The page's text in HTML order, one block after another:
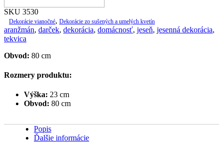
SKU 3530
Dekorácie vianočné, Dekorácie zo sušených a umelých kvetín
aranžmán, darček, dekorácia, domácnosť, jeseň, jesenná dekorácia,
tekvica
Obvod: 80 cm
Rozmery produktu:
Výška: 23 cm
Obvod: 80 cm
Popis
Ďalšie informácie